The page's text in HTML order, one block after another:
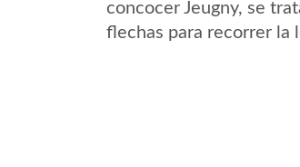
concocer Jeugny, se
flechas para recorrer la